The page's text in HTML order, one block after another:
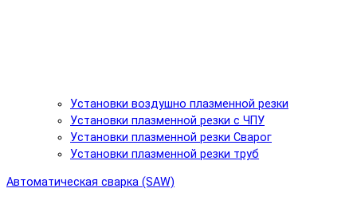
Установки воздушно плазменной резки
Установки плазменной резки с ЧПУ
Установки плазменной резки Сварог
Установки плазменной резки труб
Автоматическая сварка (SAW)